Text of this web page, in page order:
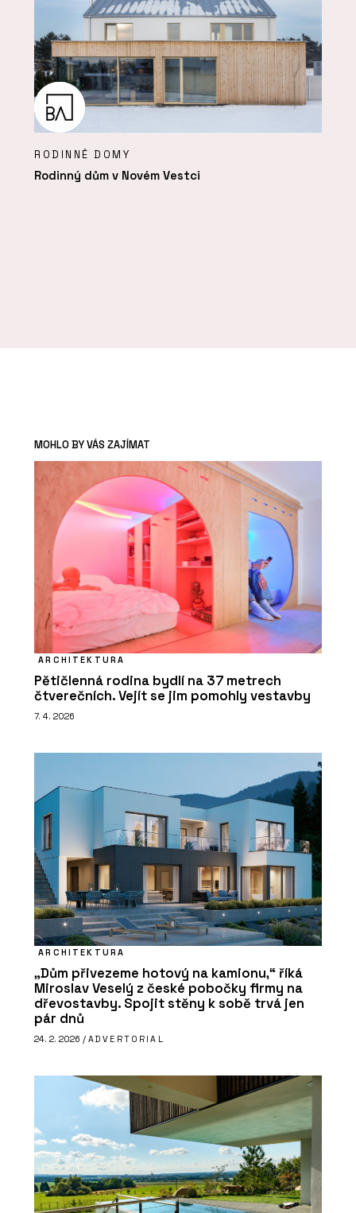
RODINNÉ DOMY
Rodinný dům v Novém Vestci
MOHLO BY VÁS ZAJÍMAT
ARCHITEKTURA
Pětičlenná rodina bydlí na 37 metrech
čtverečních. Vejít se jim pomohly vestavby
7. 4. 2026
ARCHITEKTURA
„Dům přivezeme hotový na kamionu,“ říká
Miroslav Veselý z české pobočky firmy na
dřevostavby. Spojit stěny k sobě trvá jen
pár dnů
24. 2. 2026 / ADVERTORIAL